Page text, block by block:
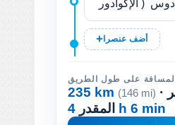
أضف عنصرا
المسافة على طول الطريق
235 km (146 mi) · وقت السفر
المقدر 4 h 6 min